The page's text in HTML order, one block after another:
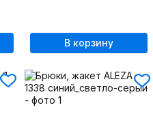
В корзину